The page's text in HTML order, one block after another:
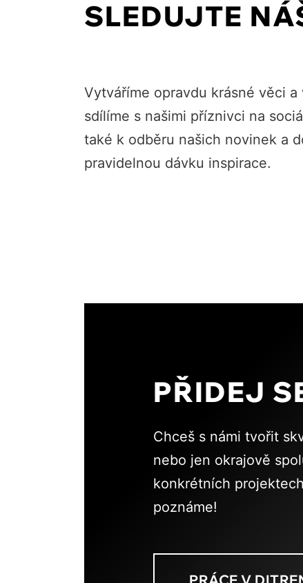
SLEDUJTE
Vytváříme opravdu krásné věci
sdílíme s našimi příznivci na
také k odběru našich novinek a
pravidelnou dávku inspirace.
PŘIDEJ
Chceš s námi tvořit
nebo jen okrajově
konkrétních
poznáme!